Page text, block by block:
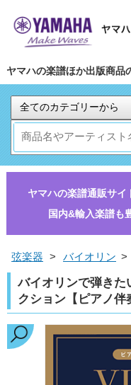
ヤマハの楽譜ほか出版商品
ヤマハの楽譜通販サイ
国内&輸入楽譜も
弦楽器 > バイオリン >
バイオリンで弾きた
クション【ピアノ伴